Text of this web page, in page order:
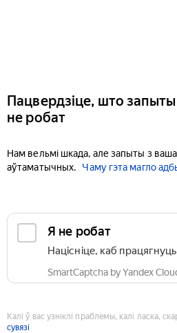
Пацвердзіце, што запыты
не робат
Нам вельмі шкада, але запыты з
аўтаматычных.
Чаму гэта магло
Я не робат
Націсніце, каб працягнуць
SmartCaptcha by Yandex
Калі ў вас узніклі праблемы, калі ласка,
сувязі